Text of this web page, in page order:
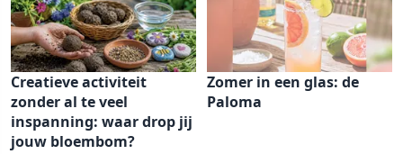
Creatieve activiteit
zonder al te veel
inspanning: waar drop jij
jouw bloembom?
Zomer in een glas: de
Paloma